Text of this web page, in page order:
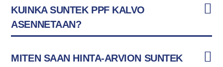
KUINKA SUNTEK PPF KALVO
ASENNETAAN?
MITEN SAAN HINTA-ARVION SUNTEK